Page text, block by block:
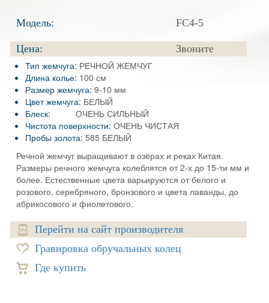
Модель: FC4-5
Цена:
Звоните
Тип жемчуга: РЕЧНОЙ ЖЕМЧУГ
Длина колье: 100 см
Размер жемчуга: 9-10 мм
Цвет жемчуга: БЕЛЫЙ
Блеск:
ОЧЕНЬ СИЛЬНЫЙ
Чистота поверхности: ОЧЕНЬ ЧИСТАЯ
Пробы золота: 585 БЕЛЫЙ
Речной жемчуг выращивают в озёрах и реках Китая.
Размеры речного жемчуга колеблятся от 2-х до 15-ти мм и
более. Естественные цвета варьируются от белого и
розового, серебряного, бронзового и цвета лаванды, до
абрикосового и фиолетового.
Перейти на сайт производителя
Гравировка обручальных колец
Где купить